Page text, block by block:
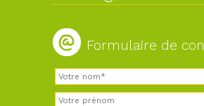
Formulaire de